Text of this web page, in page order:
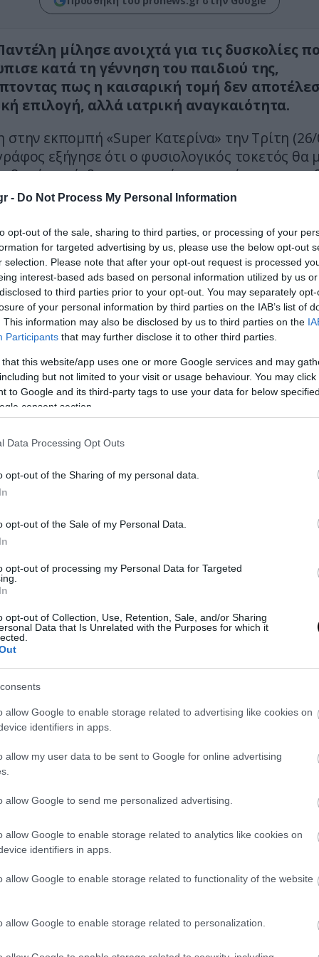
- Do Not Process My Personal Information
opt-out of the sale, sharing to third parties, or processing of your
for targeted advertising by us, please use the below opt-out
selection. Please note that after your opt-out request is processed
interest-based ads based on personal information utilized by us
to third parties prior to your opt-out. You may separately
of your personal information by third parties on the IAB’s list of
This information may also be disclosed by us to third parties on the
Participants that may further disclose it to other third parties.
that this website/app uses one or more Google services and may
but not limited to your visit or usage behaviour. You may
to Google and its third-party tags to use your data for below
consent section.
Data Processing Opt Outs
opt-out of the Sharing of my personal data.
opt-out of the Sale of my Personal Data.
opt-out of processing my Personal Data for Targeted
opt-out of Collection, Use, Retention, Sale, and/or Sharing
Data that Is Unrelated with the Purposes for which it
allow Google to enable storage related to advertising like cookies on
identifiers in apps.
allow my user data to be sent to Google for online advertising
allow Google to send me personalized advertising.
allow Google to enable storage related to analytics like cookies on
identifiers in apps.
allow Google to enable storage related to functionality of the website
allow Google to enable storage related to personalization.
μίλησε ανοιχτά για τις δυσκολίες
κατά τη γέννηση του παιδιού της,
πως η καισαρική τομή δεν
επιλογή, αλλά ιατρική αναγκαιότητα.
στην εκπομπή «Super Κατερίνα» την Τρίτη
εξήγησε ότι ο φυσιολογικός τοκετός θα
σε κίνδυνο την υγεία της, ακόμη και να
της μήτρας της.
η καισαρική είναι μια ιδιαίτερα
ωστόσο στη δική της περίπτωση
ασφαλή λύση.
δήλωσε ευγνώμων για την εξέλιξη της
του γιου της, περιγράφοντας την
για τη ζωή της.
με τις δηλώσεις της:
είναι χειρουργείο, είναι κάτι πολύ
τοκετό, αλλά δεν ήθελε να το ρισκάρουμε.
έγινε η καισαρική και είχα πρόβλημα και
ότι αν είχα επιλέξει να γεννήσω με φυσιολογικό
κατά τη διάρκεια του τοκετού και θα
αναγκαζόντουσαν πάλι να μου κάνουν
είχα πρόβλημα και μετά.
έχανα τη μήτρα μου μετά αν αναγκαζόμουν
, σημείωσε η
ο διευθυντής κι ο τεχνικός ασφαλείας
για τη φωτιά σε υποσταθμό της ΔΕΗ
Αυτή είναι η απόλυτη θεραπεία για να έρθετε